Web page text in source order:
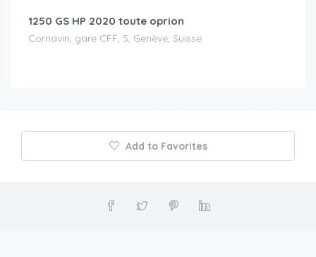
1250 GS HP 2020 toute oprion
Cornavin, gare CFF, 5, Genève, Suisse
Add to Favorites